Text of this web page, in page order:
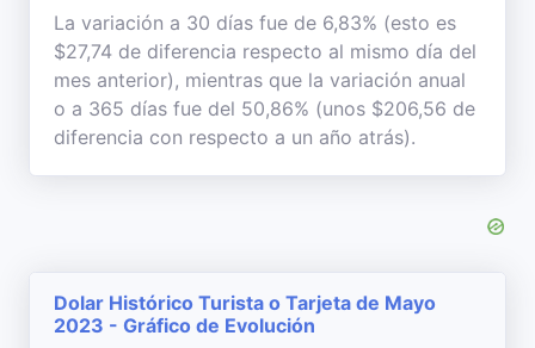
La variación a 30 días fue de 6,83% (esto es
$27,74 de diferencia respecto al mismo día del
mes anterior), mientras que la variación anual
o a 365 días fue del 50,86% (unos $206,56 de
diferencia con respecto a un año atrás).
Dolar Histórico Turista o Tarjeta de Mayo
2023 - Gráfico de Evolución